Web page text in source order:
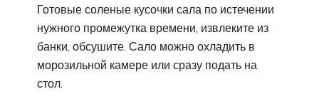
Готовые соленые кусочки сала по истечении
нужного промежутка времени, извлеките из
банки, обсушите. Сало можно охладить в
морозильной камере или сразу подать на
стол.